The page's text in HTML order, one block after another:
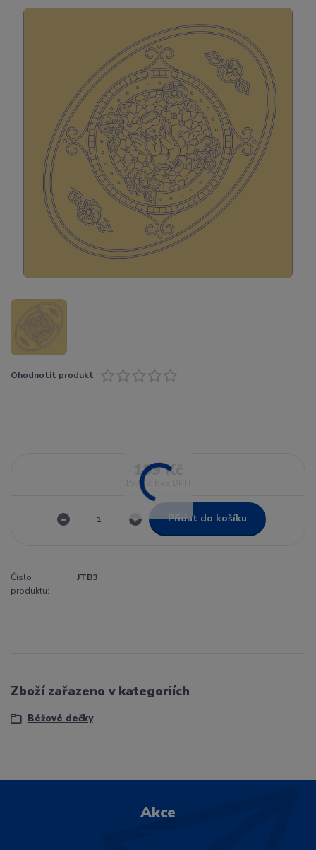
Ohodnotit produkt
189 Kč
157 Kč
Přidat do košíku
Číslo
produktu:
JTB3
Zboží zařazeno v kategoriích
Béžové dečky
Akce